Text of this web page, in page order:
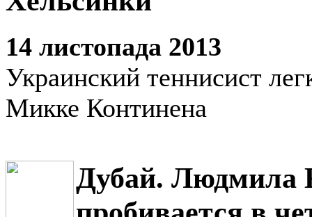
14 листопада 2013
Украинский теннисист
Микке Континена
Дубай. Людмила